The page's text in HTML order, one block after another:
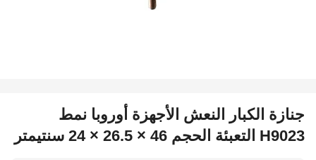
جنازة الكبار النعش الأجهزة أوروبا نمط
H9023 التعبئة الحجم 46 × 26.5 × 24 سنتيمتر